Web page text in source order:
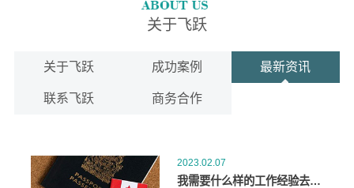
关于飞跃
关于飞跃 成功案例 最新资讯
联系飞跃 商务合作
2023.02.07
我需要什么样的工作经验去申请加拿大经验类移民？